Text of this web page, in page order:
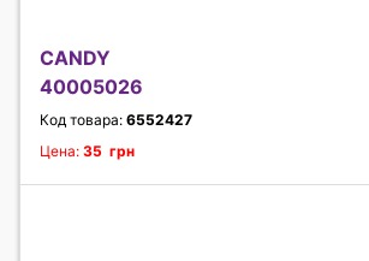
CANDY
40005026
Код товара: 6552427
Цена: 35 грн